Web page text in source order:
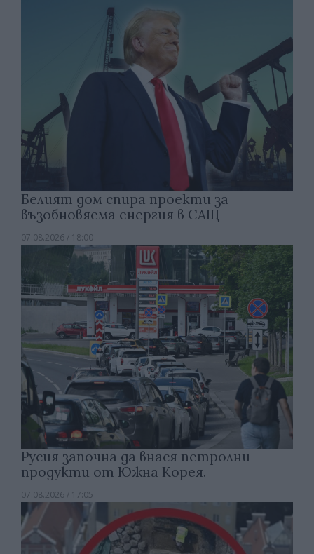
Белият дом спира проекти за
възобновяема енергия в САЩ
07.08.2026 / 18:00
Русия започна да внася петролни
продукти от Южна Корея.
07.08.2026 / 17:05